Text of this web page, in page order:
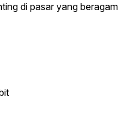
di pasar yang beragam